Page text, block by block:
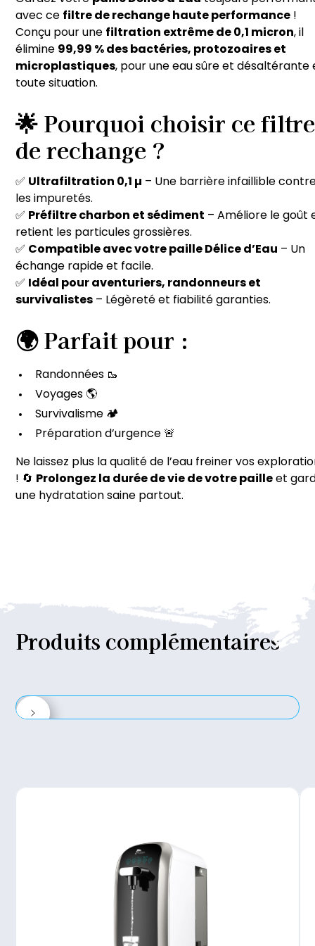
avec ce filtre de rechange haute performance !
Conçu pour une filtration extrême de 0,1 micron, il
élimine 99,99 % des bactéries, protozoaires et
microplastiques, pour une eau sûre et désaltérante
toute situation.
🌟 Pourquoi choisir ce filtre
de rechange ?
✅ Ultrafiltration 0,1 µ – Une barrière infaillible
les impuretés.
✅ Préfiltre charbon et sédiment – Améliore le goût
retient les particules grossières.
✅ Compatible avec votre paille Délice d’Eau – Un
échange rapide et facile.
✅
Idéal pour aventuriers, randonneurs et
survivalistes – Légèreté et fiabilité garanties.
🌍 Parfait pour :
Randonnées 🥾
Voyages 🌎
Survivalisme 🏕️
Préparation d’urgence 🚨
Ne laissez plus la qualité de l’eau freiner vos
! 🔄 Prolongez la durée de vie de votre paille et
une hydratation saine partout.
Produits complémentaires